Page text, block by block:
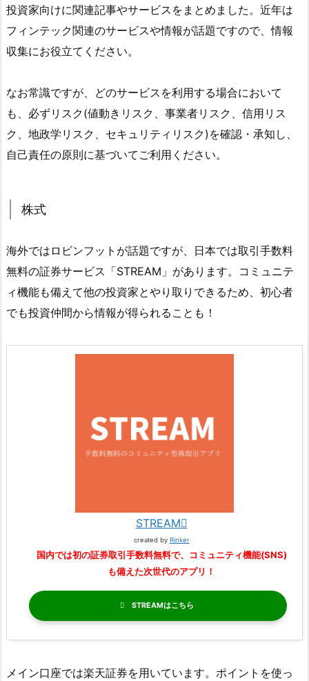
投資家向けに関連記事やサービスをまとめました。近年は
フィンテック関連のサービスや情報が話題ですので、情報
収集にお役立てください。
なお常識ですが、どのサービスを利用する場合において
も、必ずリスク(値動きリスク、事業者リスク、信用リス
ク、地政学リスク、セキュリティリスク)を確認・承知し、
自己責任の原則に基づいてご利用ください。
株式
海外ではロビンフットが話題ですが、日本では取引手数料
無料の証券サービス「STREAM」があります。コミュニテ
ィ機能も備えて他の投資家とやり取りできるため、初心者
でも投資仲間から情報が得られることも！
STREAM
created by Rinker
国内では初の証券取引手数料無料で、コミュニティ機能(SNS)
も備えた次世代のアプリ！
STREAM
メイン口座では楽天証券を用いています。ポイントを使っ